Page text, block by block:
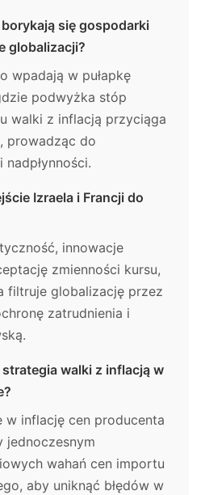
się gospodarki
globalizacji?
wpadają w pułapkę
podwyżka stóp
walki z inflacją przyciąga
prowadząc do
Izraela i Francji do
innowacje
zmienności kursu,
filtruje globalizację przez
zatrudnienia i
walki z inflacją w
w inflację cen producenta
wahań cen importu
aby uniknąć błędów w